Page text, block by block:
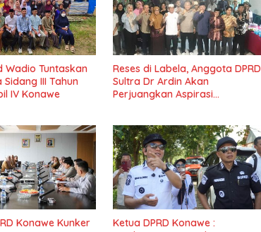
Wadio Tuntaskan
Sidang III Tahun
IV Konawe
Reses di Labela, Anggota DPRD
Sultra Dr Ardin Akan
Perjuangkan Aspirasi
Konawe Kunker
Ketua DPRD Konawe :